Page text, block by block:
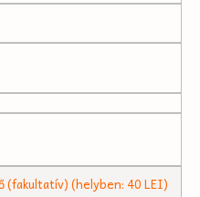
(fakultatív) (helyben: 40 LEI)